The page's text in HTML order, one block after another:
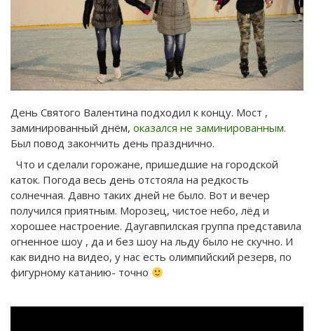
День Святого Валентина подходил к концу. Мост ,
заминированный днём, оказался не заминированным.
Был повод закончить день празднично.
Что и сделали горожане, пришедшие на городской
каток. Погода весь день отстояла на редкость
солнечная. Давно таких дней не было. Вот и вечер
получился приятным. Морозец, чистое небо, лёд и
хорошее настроение. Даугавпилская группа представила
огненное шоу , да и без шоу на льду было не скучно. И
как видно на видео, у нас есть олимпийский резерв, по
фигурному катанию- точно